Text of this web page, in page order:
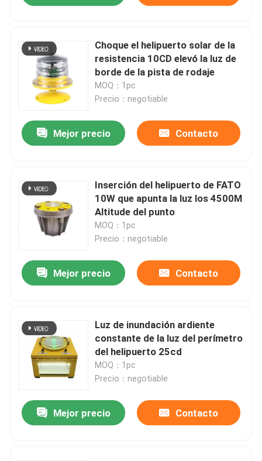
Control de calidad
Éntrenos en contacto con
Pida una cita
luz de obstrucción de la aviación
Luz de obstrucción de los aviones
Luces de aterrizaje del helipuerto
Marine Lantern Light
Piloto del tráfico solar
Luces de la pista de rodaje del aeropuerto
Regulador de la luz de obstrucción
Choque el helipuerto solar de la
resistencia 10CD elevó la luz de
borde de la pista de rodaje
MOQ：1pc
Precio：negotiable
Mejor precio Contacto
Inserción del helipuerto de FATO
10W que apunta la luz los 4500M
Altitude del punto
MOQ：1pc
Precio：negotiable
Mejor precio Contacto
Luz de inundación ardiente
constante de la luz del perímetro
del helipuerto 25cd
MOQ：1pc
Precio：negotiable
Mejor precio Contacto